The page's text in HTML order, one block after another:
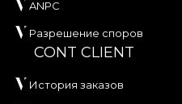
ANPC
Разрешение споров
CONT CLIENT
История заказов